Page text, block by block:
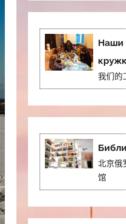
Наши
我们的
北京俄
馆